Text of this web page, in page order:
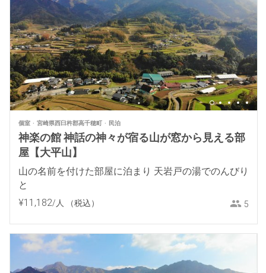
個室 宮崎県西臼杵郡高千穂町 民泊
神楽の館 神話の神々が宿る山が窓から見える部
屋【大平山】
山の名前を付けた部屋に泊まり 天岩戸の湯でのんびり
と
¥11 ,182/人 （税込） 5